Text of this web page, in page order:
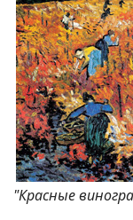
"Красные